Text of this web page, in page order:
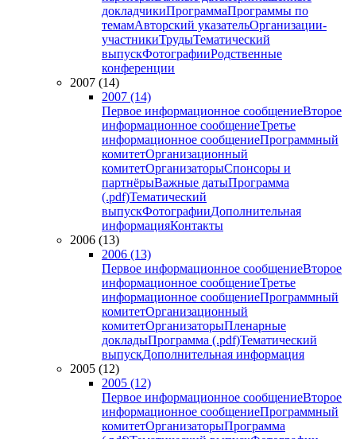
докладчикиПрограммаПрограммы по
темамАвторский указательОрганизации-
участникиТрудыТематический
выпускФотографииРодственные
конференции
2007 (14)
2007 (14)
Первое информационное сообщениеВторое
информационное сообщениеТретье
информационное сообщениеПрограммный
комитетОрганизационный
комитетОрганизаторыСпонсоры и
партнёрыВажные датыПрограмма
(.pdf)Тематический
выпускФотографииДополнительная
информацияКонтакты
2006 (13)
2006 (13)
Первое информационное сообщениеВторое
информационное сообщениеТретье
информационное сообщениеПрограммный
комитетОрганизационный
комитетОрганизаторыПленарные
докладыПрограмма (.pdf)Тематический
выпускДополнительная информация
2005 (12)
2005 (12)
Первое информационное сообщениеВторое
информационное сообщениеПрограммный
комитетОрганизаторыПрограмма